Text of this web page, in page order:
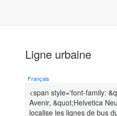
Ligne urbaine
Français
<span style='font-family:
Avenir, &quot;Helvetica
localise les lignes de bus